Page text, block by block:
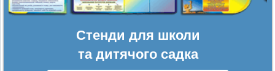
Стенди для школи
та дитячого садка